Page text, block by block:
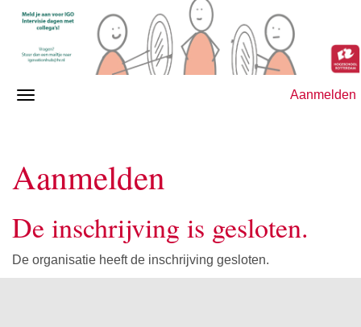
Aanmelden
Aanmelden
De inschrijving is gesloten.
De organisatie heeft de inschrijving gesloten.